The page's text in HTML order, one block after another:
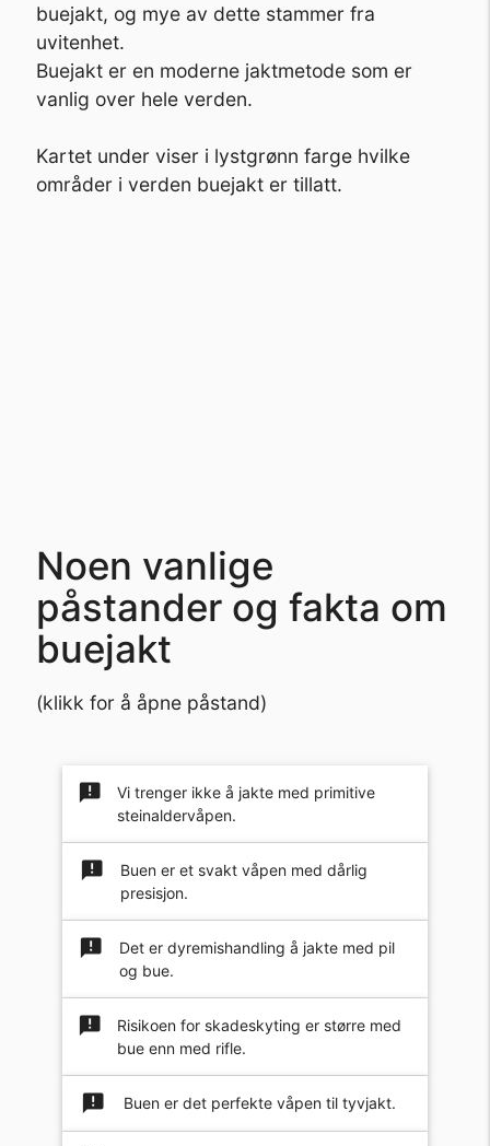
buejakt, og mye av dette stammer fra
uvitenhet.
Buejakt er en moderne jaktmetode som er
vanlig over hele verden.
Kartet under viser i lystgrønn farge hvilke
områder i verden buejakt er tillatt.
Noen vanlige
påstander og fakta om
buejakt
(klikk for å åpne påstand)
announcement
Vi trenger ikke å jakte med primitive
steinaldervåpen.
announcement
Buen er et svakt våpen med dårlig
presisjon.
announcement
Det er dyremishandling å jakte med pil
og bue.
announcement
Risikoen for skadeskyting er større med
bue enn med rifle.
announcement Buen er det perfekte våpen til tyvjakt.